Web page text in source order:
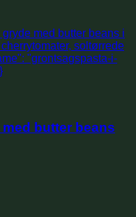
butter beans